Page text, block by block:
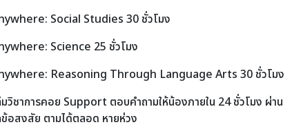
Social Studies 30 ชั่วโมง
Science 25 ชั่วโมง
Reasoning Through Language Arts 30 ชั่วโมง
วิชาการคอย Support ตอบคำถามให้น้องภายใน 24 ชั่วโมง ผ่าน
อสงสัย ตามได้ตลอด หายห่วง